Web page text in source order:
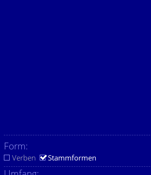
Form:
Verben Stammformen